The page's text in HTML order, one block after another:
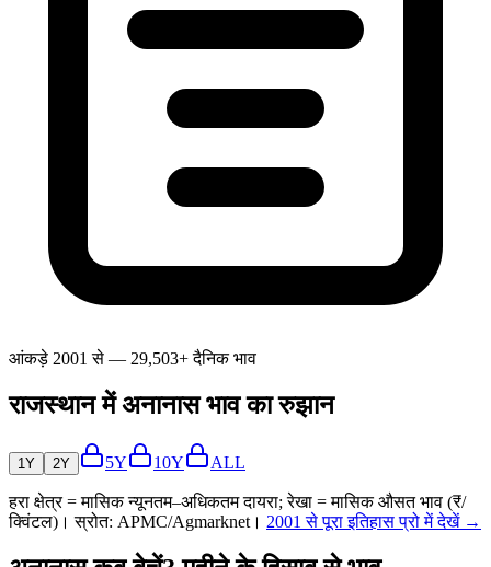
आंकड़े 2001 से — 29,503+ दैनिक भाव
राजस्थान में अनानास भाव का रुझान
1Y 2Y 5Y 10Y ALL
हरा क्षेत्र = मासिक न्यूनतम–अधिकतम दायरा; रेखा = मासिक औसत भाव (₹/
क्विंटल)। स्रोत: APMC/Agmarknet। 2001 से पूरा इतिहास प्रो में देखें →